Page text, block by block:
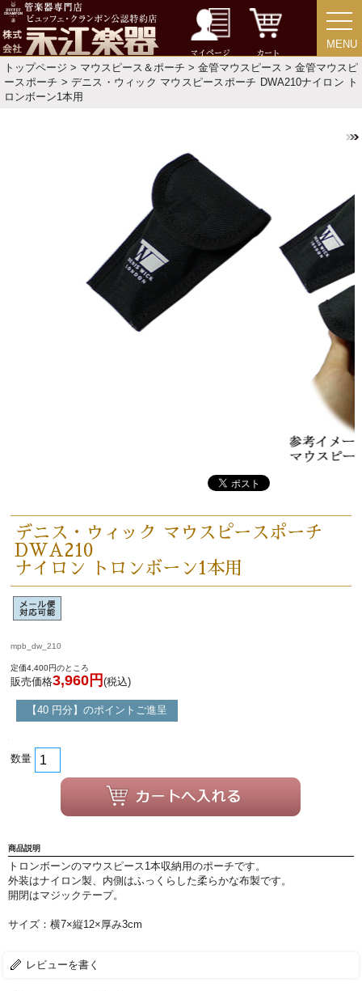
マイページ カート
MENU
MENU
トップページ > マウスピース＆ポーチ > 金管マウスピース > 金管マウスピ
ースポーチ > デニス・ウィック マウスピースポーチ DWA210ナイロン ト
ロンボーン1本用
デニス・ウィック マウスピースポーチ
DWA210
ナイロン トロンボーン1本用
mpb_dw_210
定価4,400円のところ
販売価格3,960円 (税込)
【40 円分】のポイントご進呈
数量
商品説明
トロンボーンのマウスピース1本収納用のポーチです。
外装はナイロン製、内側はふっくらした柔らかな布製です。
開閉はマジックテープ。
サイズ：横7×縦12×厚み3cm
レビューを書く
目的・用途別で楽器を探す
メーカー別で探す
初級・中級・上級で探す
永江楽器人気コンテンツ
新商品・新規取り扱い商品
演奏会のお知らせ
新規会員登録
ご利用ガイド
よくあるご質問
特定商取引法 プライバシー・ポリシー